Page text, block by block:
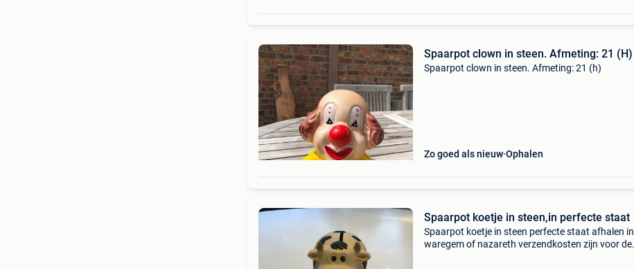
Spaarpot clown in steen. Afmeting: 21 (H)
Spaarpot clown in steen. Afmeting: 21 (h)
Zo goed als nieuw Ophalen
Spaarpot koetje in steen,in perfecte staat
Spaarpot koetje in steen perfecte staat afhalen in
waregem of nazareth verzendkosten zijn voor de